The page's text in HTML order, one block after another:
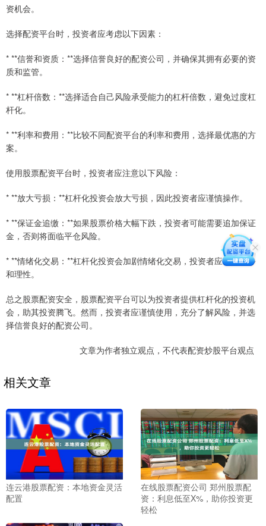
资机会。
选择配资平台时，投资者应考虑以下因素：
* **信誉和资质：**选择信誉良好的配资公司，并确保其拥有必要的资
质和监管。
* **杠杆倍数：**选择适合自己风险承受能力的杠杆倍数，避免过度杠
杆化。
* **利率和费用：**比较不同配资平台的利率和费用，选择最优惠的方
案。
使用股票配资平台时，投资者应注意以下风险：
* **放大亏损：**杠杆化投资会放大亏损，因此投资者应谨慎操作。
* **保证金追缴：**如果股票价格大幅下跌，投资者可能需要追加保证
金，否则将面临平仓风险。
* **情绪化交易：**杠杆化投资会加剧情绪化交易，投资者应保持冷静
和理性。
总之股票配资安全，股票配资平台可以为投资者提供杠杆化的投资机
会，助其投资腾飞。然而，投资者应谨慎使用，充分了解风险，并选
择信誉良好的配资公司。
文章为作者独立观点，不代表配资炒股平台观点
相关文章
连云港股票配资：本地资金灵活
配置
在线股票配资公司 郑州股票配
资：利息低至X%，助你投资更
轻松